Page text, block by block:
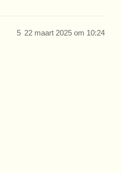
22 maart 2025 om 10:24
5